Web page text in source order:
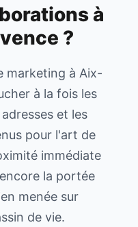
à
?
marketing à Aix-
à la fois les
et les
pour l'art de
immédiate
la portée
menée sur
de vie.